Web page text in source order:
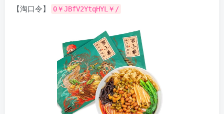
【淘口令】
0￥JBfV2YtqHYL￥/